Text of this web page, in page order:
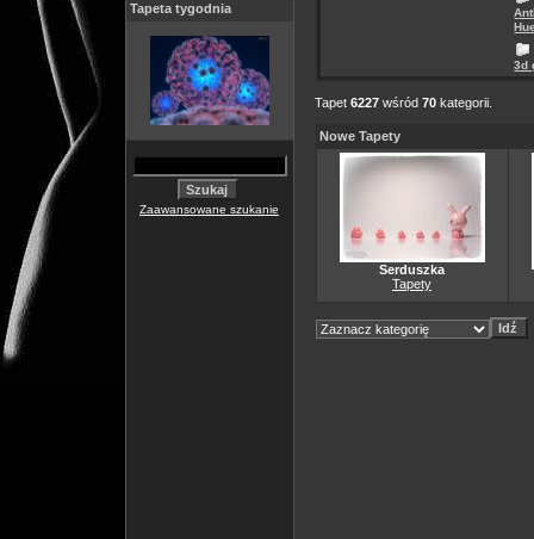
Tapeta tygodnia
Zaawansowane szukanie
3d
Tapet6227 wśród70 kategorii.
Nowe Tapety
Serduszka
Tapety